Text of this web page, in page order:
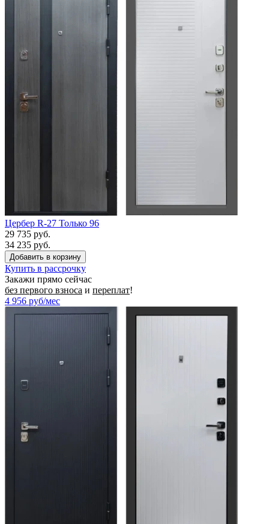
Цербер R-27 Только 96
29 735 руб.
34 235 руб.
Купить в рассрочку
Закажи прямо сейчас
без первого взноса и переплат!
4 956 руб/мес